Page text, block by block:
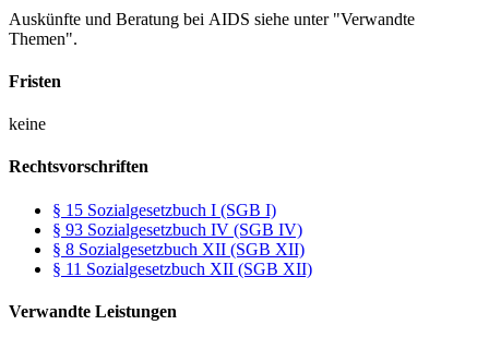
Auskünfte und Beratung bei AIDS siehe unter "Verwandte
Themen".
Fristen
keine
Rechtsvorschriften
§ 15 Sozialgesetzbuch I (SGB I)
§ 93 Sozialgesetzbuch IV (SGB IV)
§ 8 Sozialgesetzbuch XII (SGB XII)
§ 11 Sozialgesetzbuch XII (SGB XII)
Verwandte Leistungen